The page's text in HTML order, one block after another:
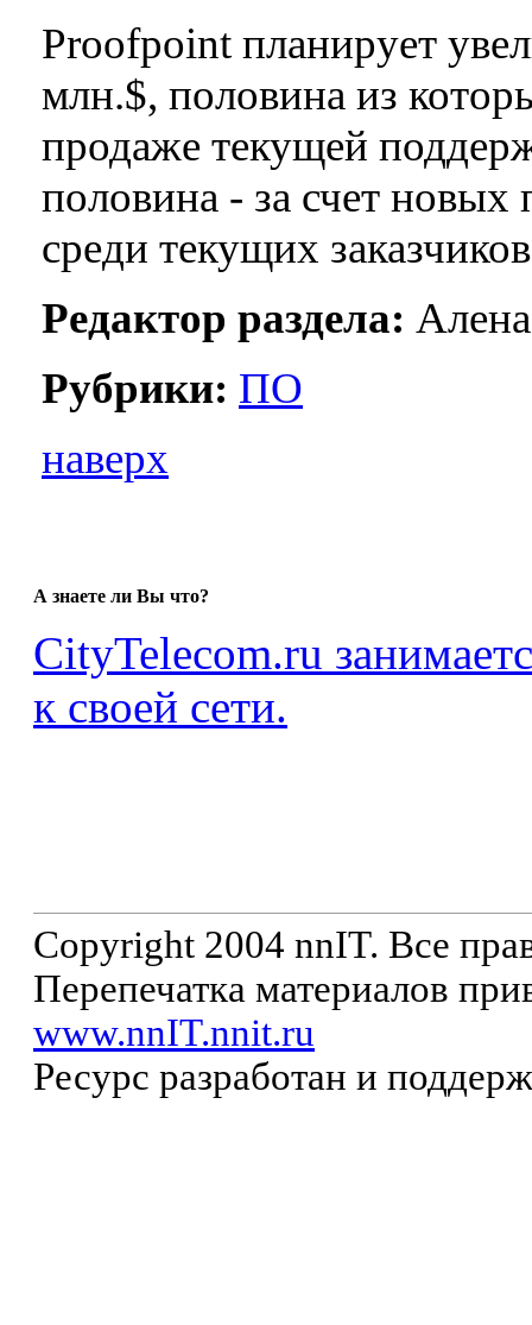
Proofpoint планирует
млн.$, половина из
продаже текущей
половина - за счет
среди текущих
Редактор раздела:
Рубрики: ПО
наверх
А знаете ли Вы что?
CityTelecom.ru
к своей сети.
Copyright 2004 nnIT. Все
Перепечатка материалов
www.nnIT.nnit.ru
Ресурс разработан и